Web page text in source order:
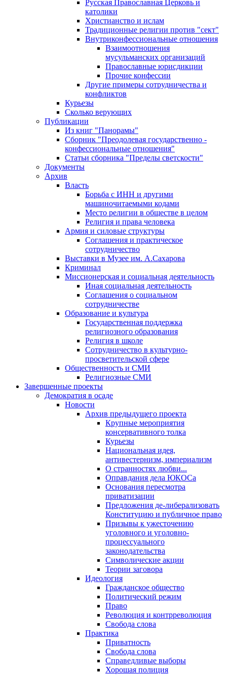
Русская Православная Церковь и
католики
Христианство и ислам
Традиционные религии против "сект"
Внутриконфессиональные отношения
Взаимоотношения
мусульманских организаций
Православные юрисдикции
Прочие конфессии
Другие примеры сотрудничества и
конфликтов
Курьезы
Сколько верующих
Публикации
Из книг "Панорамы"
Сборник "Преодолевая государственно -
конфессиональные отношения"
Статьи сборника "Пределы светскости"
Документы
Архив
Власть
Борьба с ИНН и другими
машиночитаемыми кодами
Место религии в обществе в целом
Религия и права человека
Армия и силовые структуры
Соглашения и практическое
сотрудничество
Выставки в Музее им. А.Сахарова
Криминал
Миссионерская и социальная деятельность
Иная социальная деятельность
Соглашения о социальном
сотрудничестве
Образование и культура
Государственная поддержка
религиозного образования
Религия в школе
Сотрудничество в культурно-
просветительской сфере
Общественность и СМИ
Религиозные СМИ
Завершенные проекты
Демократия в осаде
Новости
Архив предыдущего проекта
Крупные мероприятия
консервативного толка
Курьезы
Национальная идея,
антивестернизм, империализм
О странностях любви...
Оправдания дела ЮКОСа
Основания пересмотра
приватизации
Предложения де-либерализовать
Конституцию и публичное право
Призывы к ужесточению
уголовного и уголовно-
процессуального
законодательства
Символические акции
Теории заговора
Идеология
Гражданское общество
Политический режим
Право
Революция и контрреволюция
Свобода слова
Практика
Приватность
Свобода слова
Справедливые выборы
Хорошая полиция